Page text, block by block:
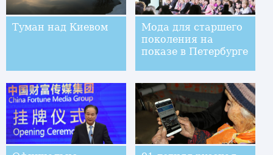
Туман над Киевом
Мода для старшего
поколения на
показе в Петербурге